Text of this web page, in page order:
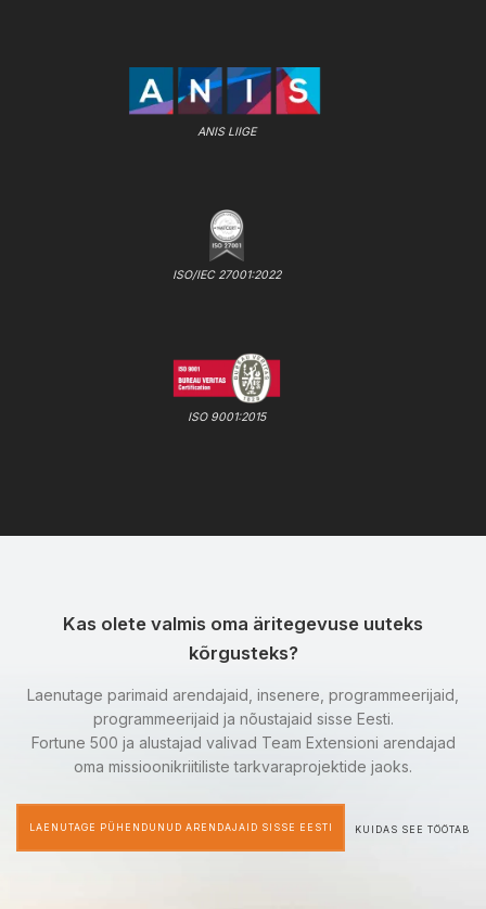
ANIS LIIGE
ISO/IEC 27001:2022
ISO 9001:2015
Kas olete valmis oma äritegevuse uuteks
kõrgusteks?
Laenutage parimaid arendajaid, insenere, programmeerijaid,
programmeerijaid ja nõustajaid sisse Eesti.
Fortune 500 ja alustajad valivad Team Extensioni arendajad
oma missioonikriitiliste tarkvaraprojektide jaoks.
LAENUTAGE PÜHENDUNUD ARENDAJAID SISSE EESTI KUIDAS SEE TÖÖTAB